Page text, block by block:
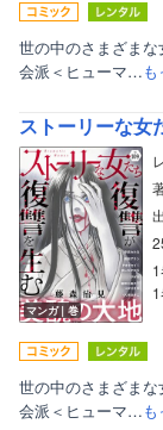
世の中のさまざま
会派＜ヒューマ…
ストーリーな女
マンガ｜巻
世の中のさまざま
会派＜ヒューマ…
美女・美
女性写真集